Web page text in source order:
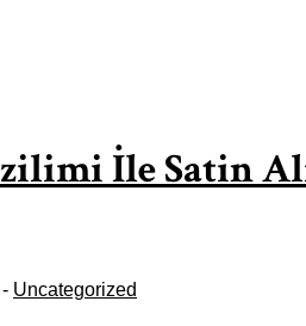
İle Satin
Uncategorized